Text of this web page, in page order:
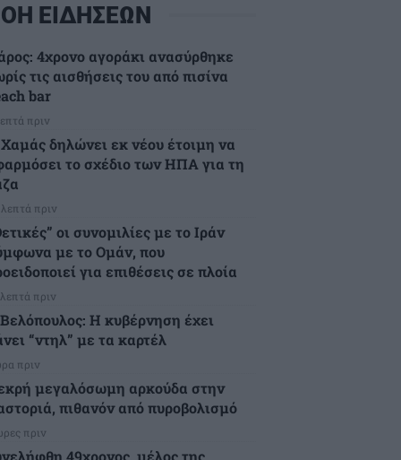
ΕΙΔΗΣΕΩΝ
4χρονο αγοράκι ανασύρθηκε
τις αισθήσεις του από πισίνα
bar
πριν
δηλώνει εκ νέου έτοιμη να
το σχέδιο των ΗΠΑ για τη
πριν
οι συνομιλίες με το Ιράν
με το Ομάν, που
για επιθέσεις σε πλοία
πριν
Η κυβέρνηση έχει
“ντηλ” με τα καρτέλ
πριν
μεγαλόσωμη αρκούδα στην
πιθανόν από πυροβολισμό
πριν
49χρονος, μέλος της